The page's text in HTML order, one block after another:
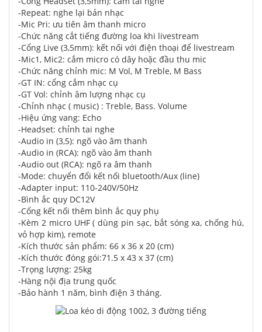
-Repeat: nghe lại bản nhạc
-Mic Pri: ưu tiên âm thanh micro
-Chức năng cắt tiếng đường loa khi livestream
-Cổng Live (3,5mm): kết nối với điện thoại để livestream
-Mic1, Mic2: cắm micro có dây hoặc đầu thu mic
-Chức năng chỉnh mic: M Vol, M Treble, M Bass
-GT IN: cổng cắm nhạc cụ
-GT Vol: chỉnh âm lượng nhạc cụ
-Chỉnh nhạc ( music) : Treble, Bass. Volume
-Hiệu ứng vang: Echo
-Headset: chỉnh tai nghe
-Audio in (3,5): ngõ vào âm thanh
-Audio in (RCA): ngõ vào âm thanh
-Audio out (RCA): ngõ ra âm thanh
-Mode: chuyển đổi kết nối bluetooth/Aux (line)
-Adapter input: 110-240V/50Hz
-Bình ắc quy DC12V
-Cổng kết nối thêm bình ắc quy phụ
-Kèm 2 micro UHF ( dùng pin sạc, bắt sóng xa, chống hú,
vỏ hợp kim), remote
-Kích thước sản phẩm: 66 x 36 x 20 (cm)
-Kích thước đóng gói:71.5 x 43 x 37 (cm)
-Trọng lượng: 25kg
-Hàng nội địa trung quốc
-Bảo hành 1 năm, bình điện 3 tháng.